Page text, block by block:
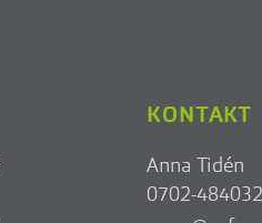
KONTAKT
Anna Tidén
0702-484032